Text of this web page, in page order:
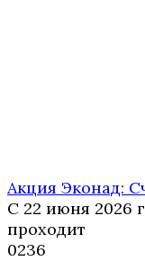
Акция Эконад:
С 22 июня 2026
проходит
0236